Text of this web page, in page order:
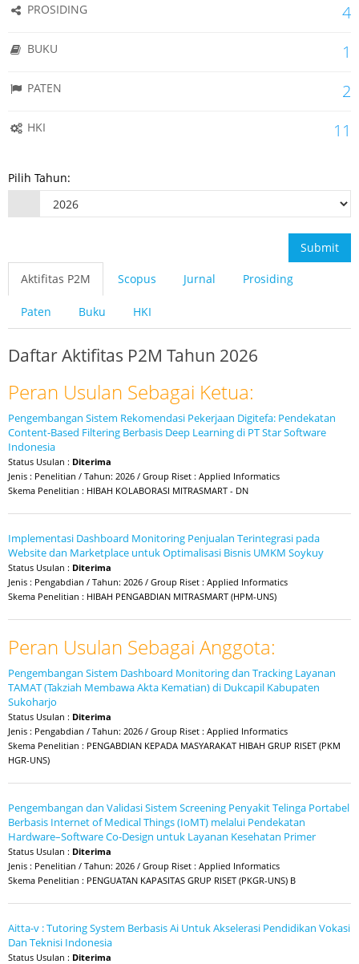
PROSIDING 4
BUKU 1
PATEN 2
HKI 11
Pilih Tahun:
Submit
Aktifitas P2M Scopus Jurnal Prosiding
Paten Buku HKI
Daftar Aktifitas P2M Tahun 2026
Peran Usulan Sebagai Ketua:
Pengembangan Sistem Rekomendasi Pekerjaan Digitefa: Pendekatan
Content-Based Filtering Berbasis Deep Learning di PT Star Software
Indonesia
Status Usulan : Diterima
Jenis : Penelitian / Tahun: 2026 / Group Riset : Applied Informatics
Skema Penelitian : HIBAH KOLABORASI MITRASMART - DN
Implementasi Dashboard Monitoring Penjualan Terintegrasi pada
Website dan Marketplace untuk Optimalisasi Bisnis UMKM Soykuy
Status Usulan : Diterima
Jenis : Pengabdian / Tahun: 2026 / Group Riset : Applied Informatics
Skema Penelitian : HIBAH PENGABDIAN MITRASMART (HPM-UNS)
Peran Usulan Sebagai Anggota:
Pengembangan Sistem Dashboard Monitoring dan Tracking Layanan
TAMAT (Takziah Membawa Akta Kematian) di Dukcapil Kabupaten
Sukoharjo
Status Usulan : Diterima
Jenis : Pengabdian / Tahun: 2026 / Group Riset : Applied Informatics
Skema Penelitian : PENGABDIAN KEPADA MASYARAKAT HIBAH GRUP RISET (PKM
HGR-UNS)
Pengembangan dan Validasi Sistem Screening Penyakit Telinga Portabel
Berbasis Internet of Medical Things (IoMT) melalui Pendekatan
Hardware–Software Co-Design untuk Layanan Kesehatan Primer
Status Usulan : Diterima
Jenis : Penelitian / Tahun: 2026 / Group Riset : Applied Informatics
Skema Penelitian : PENGUATAN KAPASITAS GRUP RISET (PKGR-UNS) B
Aitta-v : Tutoring System Berbasis Ai Untuk Akselerasi Pendidikan Vokasi
Dan Teknisi Indonesia
Status Usulan : Diterima